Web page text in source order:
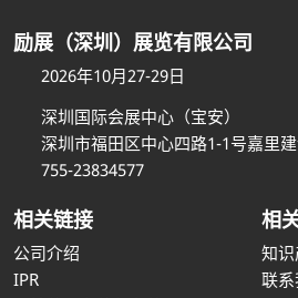
励展（深圳）展览有限公司
2026年10月27-29日
深圳国际会展中心（宝安）
深圳市福田区中心四路1-1号嘉里
755-23834577
相关链接
公司介绍
IPR
相
知
联